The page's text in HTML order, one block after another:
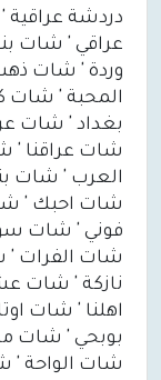
دردشة
عراقي ' شات
وردة ' شات
المحبة ' شات
بغداد ' شات
شات عراقنا '
العرب ' شات
شات احبك '
فوني ' شات
شات الفرات '
نازكة ' شات
اهلنا ' شات
بوبحي ' شات
شات الواحة '